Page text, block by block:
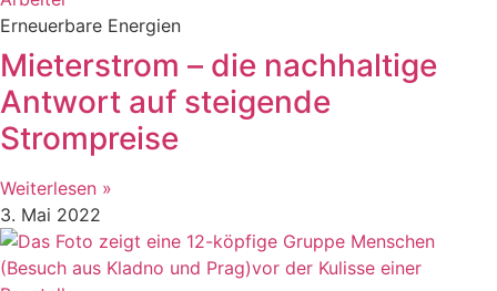
Erneuerbare Energien
Mieterstrom – die nachhaltige
Antwort auf steigende
Strompreise
Weiterlesen »
3. Mai 2022